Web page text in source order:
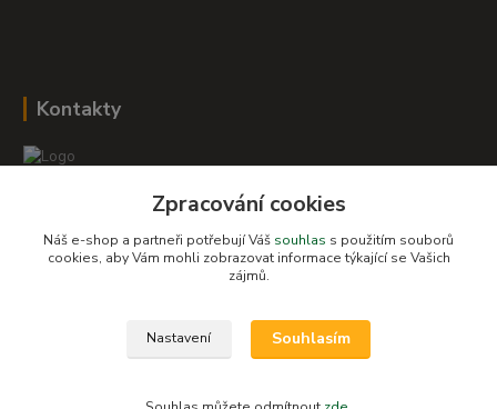
Kontakty
+420 604 278 943
obchod-detskysvet@seznam.cz
Zpracování cookies
Náš e-shop a partneři potřebují Váš souhlas s použitím souborů
cookies, aby Vám mohli zobrazovat informace týkající se Vašich
zájmů.
Nastavení Souhlasím